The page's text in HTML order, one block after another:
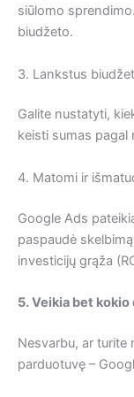
siūlomo
biudžeto.
3. Lankstus
Galite nustatyti,
keisti sumas pagal
4. Matomi ir
Google Ads
paspaudė
investicijų grąža
5. Veikia bet
Nesvarbu, ar turite
parduotuvę –